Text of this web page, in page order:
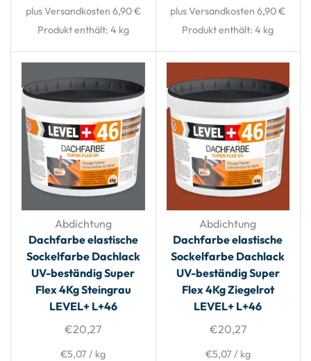
plus Versandkosten 6,90 €
Produkt enthält: 4 kg
plus Versandkosten 6,90 €
Produkt enthält: 4 kg
Abdichtung
Dachfarbe elastische
Sockelfarbe Dachlack
UV-beständig Super
Flex 4Kg Steingrau
LEVEL+ L+46
€20,27
€5,07 / kg
Abdichtung
Dachfarbe elastische
Sockelfarbe Dachlack
UV-beständig Super
Flex 4Kg Ziegelrot
LEVEL+ L+46
€20,27
€5,07 / kg